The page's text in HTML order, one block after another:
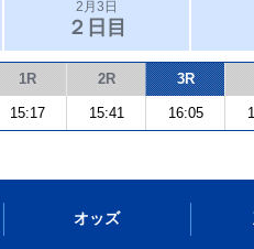
2月3日
２日目
1R 2R 3R
15:17 15:41 16:05
オッズ